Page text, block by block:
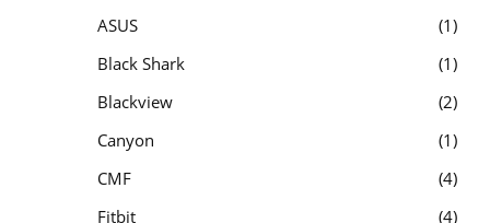
ASUS
1
Black Shark
1
Blackview
2
Canyon
1
CMF
4
Fitbit
4